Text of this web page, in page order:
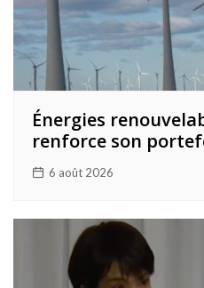
Énergies
renforce son
6 août 2026